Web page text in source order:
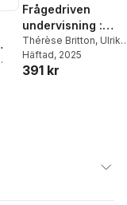
Frågedriven
undervisning :
Metodik för
undersökande
arbetssätt i
Thérèse Britton, Ulrik
Holmberg,Maria
Johansson
Häftad, 2025
391 kr